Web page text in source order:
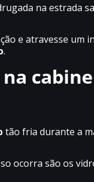
na estrada
e atravesse um
.
tão fria durante a
ocorra são os